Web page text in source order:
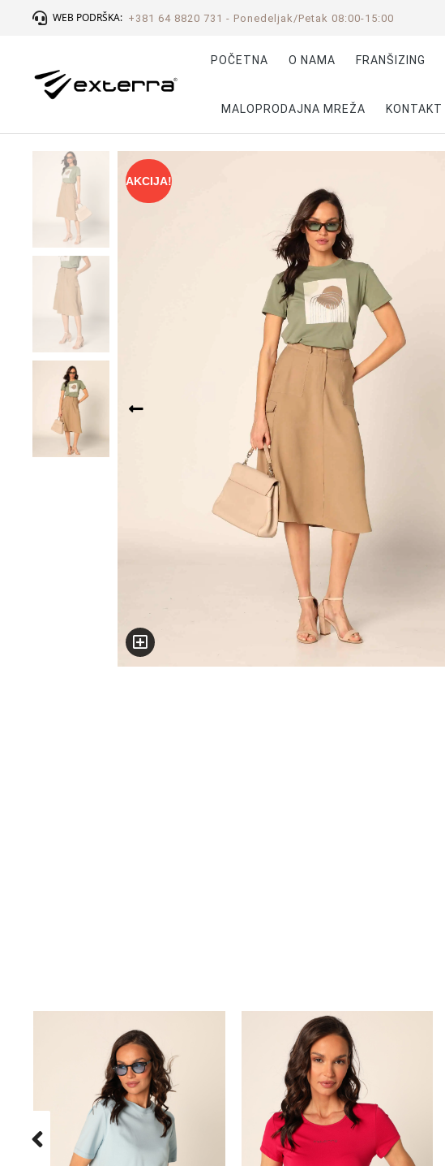
WEB PODRŠKA: +381 64 8820 731 - Ponedeljak/Petak 08:00-15:00
POČETNA O NAMA FRANŠIZING
MALOPRODAJNA MREŽA KONTAKT
AKCIJA!